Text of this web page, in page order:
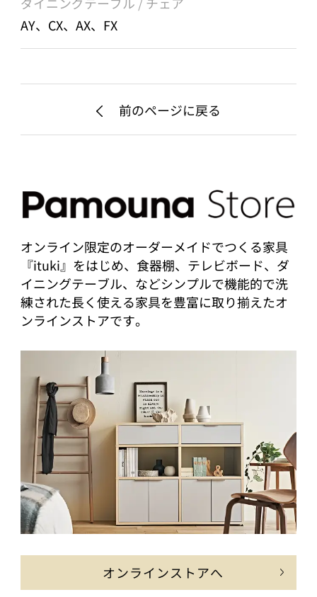
AY、CX、AX、FX
前のページに戻る
オンライン限定のオーダーメイドでつくる家具
『ituki』をはじめ、食器棚、テレビボード、ダ
イニングテーブル、などシンプルで機能的で洗
練された長く使える家具を豊富に取り揃えたオ
ンラインストアです。
オンラインストアへ